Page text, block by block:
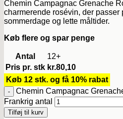
Chemin Campagnac Grenache
charmerende rosévin, der passer
sommerdage og lette måltider.
Køb flere og spar penge
Antal
12+
Pris pr. stk kr.80,10
Køb 12 stk. og få 10% rabat
Chemin Campagnac
Frankrig antal
Tilføj til kurv